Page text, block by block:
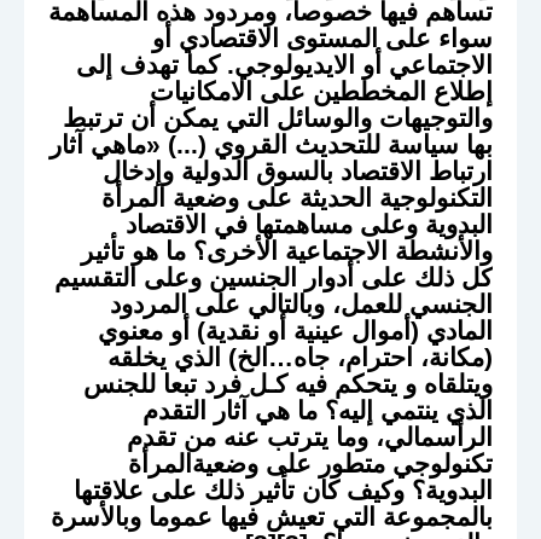
تساهم فيها خصوصا، ومردود هذه المساهمة
سواء على المستوى الاقتصادي أو
الاجتماعي أو الايديولوجي. كما تهدف إلى
إطلاع المخططين على الامكانيات
والتوجيهات والوسائل التي يمكن أن ترتبط
بها سياسة للتحديث القروي (...) «ماهي آثار
ارتباط الاقتصاد بالسوق الدولية وإدخال
التكنولوجية الحديثة على وضعية المرأة
البدوية وعلى مساهمتها في الاقتصاد
والأنشطة الاجتماعية الأخرى؟ ما هو تأثير
كل ذلك على أدوار الجنسين وعلى التقسيم
الجنسي للعمل، وبالتالي على المردود
المادي (أموال عينية أو نقدية) أو معنوي
(مكانة، احترام، جاه…الخ) الذي يخلقه
ويتلقاه و يتحكم فيه كـل فرد تبعا للجنس
الذي ينتمي إليه؟ ما هي آثار التقدم
الرأسمالي، وما يترتب عنه من تقدم
تكنولوجي متطور على وضعيةالمرأة
البدوية؟ وكيف كان تأثير ذلك على علاقتها
بالمجموعة التي تعيش فيها عموما وبالأسرة